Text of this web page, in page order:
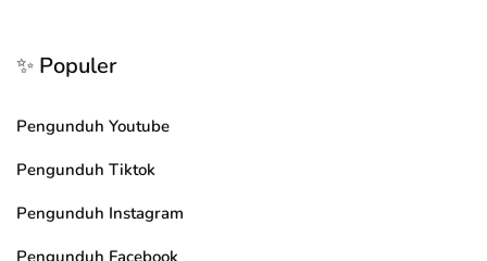
✨ Populer
Pengunduh Youtube
Pengunduh Tiktok
Pengunduh Instagram